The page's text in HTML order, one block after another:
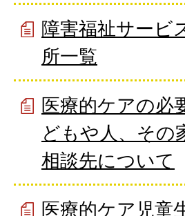
障害福祉サービ
所一覧
医療的ケアの必
どもや人、その
相談先について
医療的ケア児童